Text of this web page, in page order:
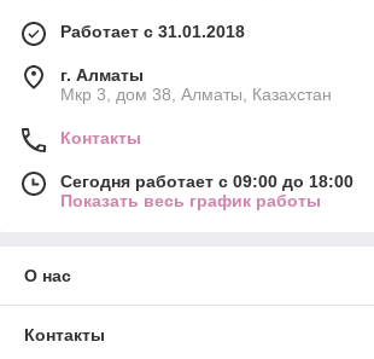
Работает с 31.01.2018
г. Алматы
Мкр 3, дом 38, Алматы, Казахстан
Контакты
Сегодня работает с 09:00 до 18:00
Показать весь график работы
О нас
Контакты